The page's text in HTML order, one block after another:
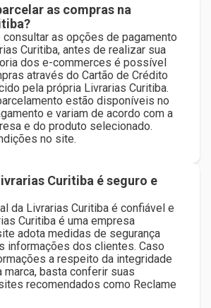
as compras na
consultar as opções de pagamento
Curitiba, antes de realizar sua
dos e-commerces é possível
através do Cartão de Crédito
pela própria Livrarias Curitiba.
estão disponíveis no
e variam de acordo com a
e do produto selecionado.
no site.
Curitiba é seguro e
da Livrarias Curitiba é confiável e
Curitiba é uma empresa
adota medidas de segurança
informações dos clientes. Caso
a respeito da integridade
marca, basta conferir suas
recomendados como Reclame